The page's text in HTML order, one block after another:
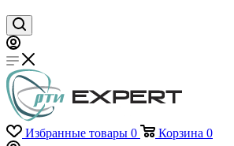
Избранные товары 0 Корзина 0